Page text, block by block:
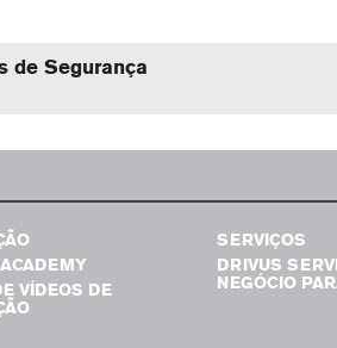
de Segurança
VÍDEOS DE
SERVIÇOS
DRIVUS
NEGÓCIO